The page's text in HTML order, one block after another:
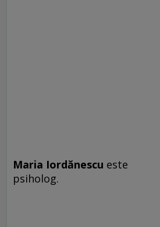
Maria Iordănescu este
psiholog.